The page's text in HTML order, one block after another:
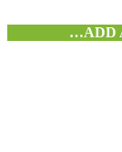
ADD